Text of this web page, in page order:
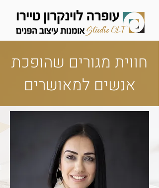
חווית מגורים שהופכת
אנשים למאושרים